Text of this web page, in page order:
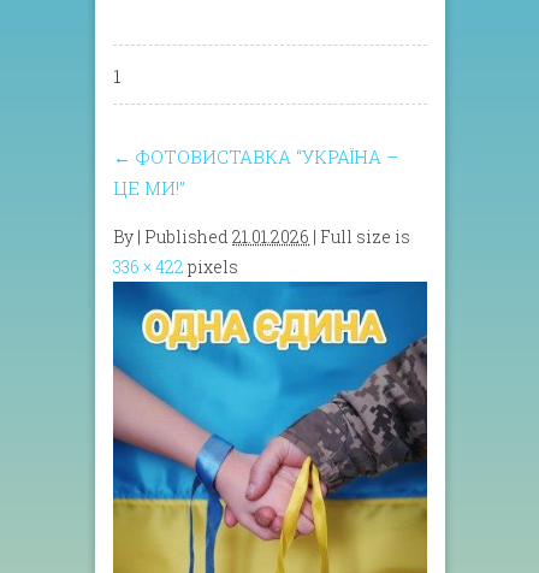
1
← ФОТОВИСТАВКА “УКРАЇНА –
ЦЕ МИ!”
By | Published 21.01.2026 | Full size is
336 × 422 pixels